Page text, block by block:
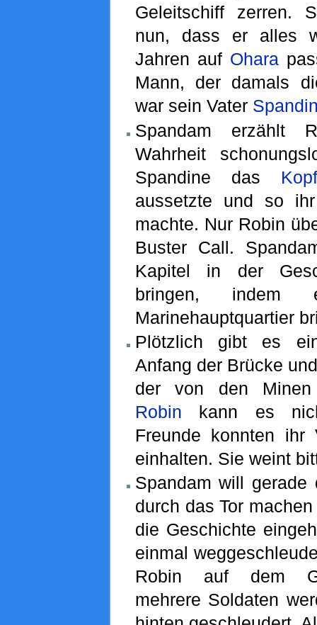
Geleitschiff zerren.
nun, dass er alles
Jahren auf Ohara
Mann, der damals
war sein Vater
Spandam erzählt
Wahrheit
Spandine das
aussetzte und so
machte. Nur Robin
Buster Call.
Kapitel in der
bringen,
Marinehauptquartier
Plötzlich gibt es
Anfang der Brücke
der von den Minen
Robin kann es
Freunde konnten ihr
einhalten. Sie weint
Spandam will gerade
durch das Tor
die Geschichte
einmal
Robin auf dem
mehrere Soldaten